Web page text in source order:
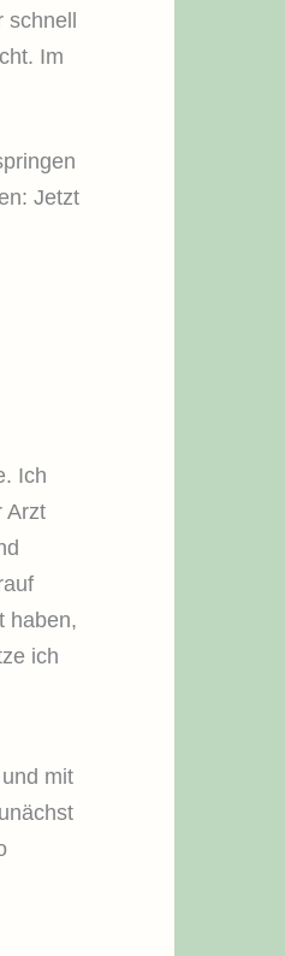
Im
Jetzt
Ich
Arzt
haben,
ich
mit